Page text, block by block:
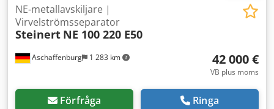
Aschaffenburg 1 283 km
NE-metallavskiljare |
Virvelströmsseparator
Steinert NE 100 220 E50
42 000 €
VB plus moms
Förfråga Ringa